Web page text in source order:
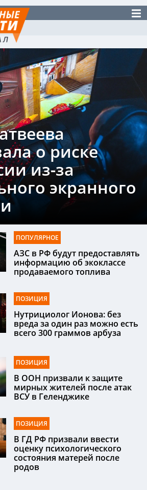
о риске
из-за
экранного
ПОПУЛЯРНОЕ
АЗС в РФ будут предоставлять
информацию об экоклассе
продаваемого топлива
ПОЗИЦИЯ
Нутрициолог Ионова: без
вреда за один раз можно есть
всего 300 граммов арбуза
ПОЗИЦИЯ
В ООН призвали к защите
мирных жителей после атак
ВСУ в Геленджике
ПОЗИЦИЯ
В ГД РФ призвали ввести
оценку психологического
состояния матерей после
родов